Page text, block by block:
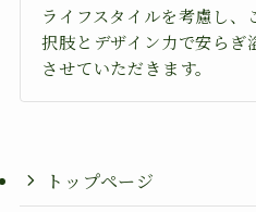
ライフスタイルを考慮し
択肢とデザイン力で安らぎ
させていただきます。
トップページ